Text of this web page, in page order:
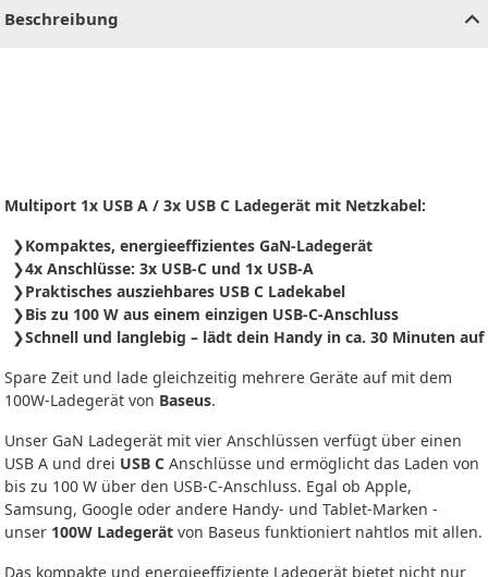
Beschreibung
Multiport 1x USB A / 3x USB C Ladegerät mit Netzkabel:
Kompaktes, energieeffizientes GaN-Ladegerät
4x Anschlüsse: 3x USB-C und 1x USB-A
Praktisches ausziehbares USB C Ladekabel
Bis zu 100 W aus einem einzigen USB-C-Anschluss
Schnell und langlebig – lädt dein Handy in ca. 30 Minuten auf
Spare Zeit und lade gleichzeitig mehrere Geräte auf mit dem
100W-Ladegerät von Baseus.
Unser GaN Ladegerät mit vier Anschlüssen verfügt über einen
USB A und drei USB C Anschlüsse und ermöglicht das Laden von
bis zu 100 W über den USB-C-Anschluss. Egal ob Apple,
Samsung, Google oder andere Handy- und Tablet-Marken -
unser 100W Ladegerät von Baseus funktioniert nahtlos mit allen.
Das kompakte und energieeffiziente Ladegerät bietet nicht nur